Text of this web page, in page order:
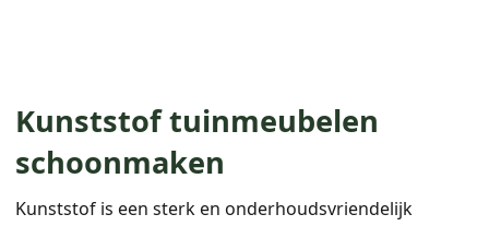
Kunststof tuinmeubelen
schoonmaken
Kunststof is een sterk en onderhoudsvriendelijk